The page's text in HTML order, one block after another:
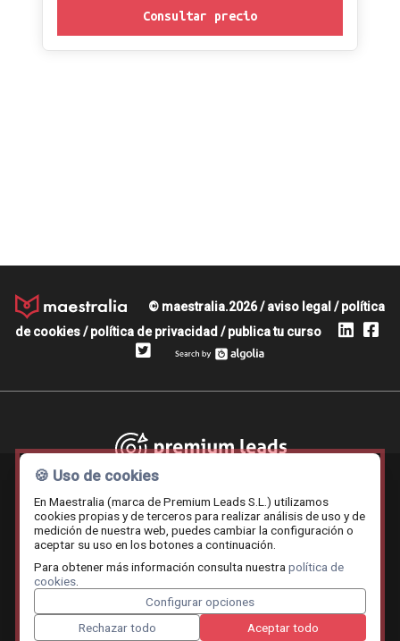
Consultar precio
© maestralia.2026 /aviso legal /política
de cookies/política de privacidad /publica tu curso
Premium leads
Contratar.online Beemy.es
🍪 Uso de cookies
En Maestralia (marca de Premium Leads S.L.) utilizamos
cookies propias y de terceros para realizar análisis de uso y de
medición de nuestra web, puedes cambiar la configuración o
aceptar su uso en los botones a continuación.
Para obtener más información consulta nuestrapolítica de
cookies
Configurar opciones
Rechazar todo
Aceptar todo